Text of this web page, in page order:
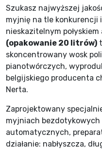
Szukasz najwyższej
myjnię na tle konkurencji
nieskazitelnym połyskiem
(opakowanie 20 litrów)
skoncentrowany wosk
pianotwórczych,
belgijskiego producenta
Nerta.
Zaprojektowany
myjniach bezdotykowych
automatycznych,
działanie: nabłyszcza,